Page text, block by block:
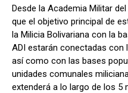
Desde la Academia Militar
que el objetivo principal de
la Milicia Bolivariana con la
ADI estarán conectadas con
así como con las bases
unidades comunales
extenderá a lo largo de los 5